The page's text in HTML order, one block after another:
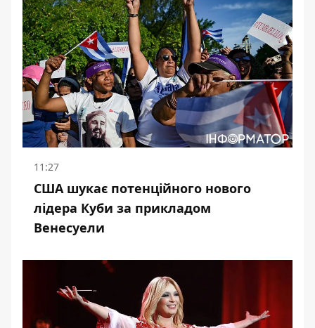
11:27
США шукає потенційного нового
лідера Куби за прикладом
Венесуели